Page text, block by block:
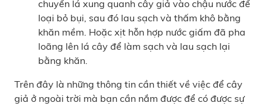
chuyển lá xung quanh cây giả vào chậu nước để
loại bỏ bụi, sau đó lau sạch và thấm khô bằng
khăn mềm. Hoặc xịt hỗn hợp nước giấm đã pha
loãng lên lá cây để làm sạch và lau sạch lại
bằng khăn.
Trên đây là những thông tin cần thiết về việc để cây
giả ở ngoài trời mà bạn cần nắm được để có được sự